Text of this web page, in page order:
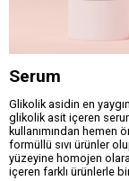
Serum
Glikolik asidin en
glikolik asit içeren
kullanımından hemen
formüllü sıvı ürünler
yüzeyine homojen
içeren farklı ürünlerle